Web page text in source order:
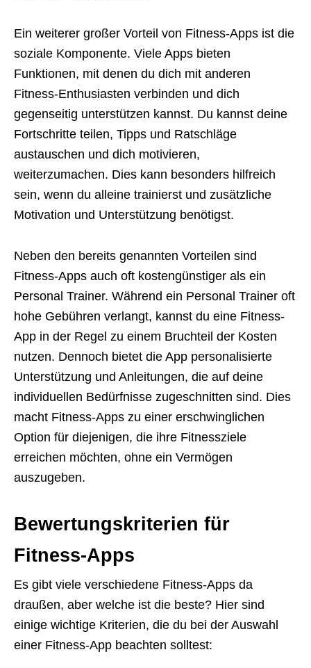
Ein weiterer großer Vorteil von Fitness-Apps ist die
soziale Komponente. Viele Apps bieten
Funktionen, mit denen du dich mit anderen
Fitness-Enthusiasten verbinden und dich
gegenseitig unterstützen kannst. Du kannst deine
Fortschritte teilen, Tipps und Ratschläge
austauschen und dich motivieren,
weiterzumachen. Dies kann besonders hilfreich
sein, wenn du alleine trainierst und zusätzliche
Motivation und Unterstützung benötigst.
Neben den bereits genannten Vorteilen sind
Fitness-Apps auch oft kostengünstiger als ein
Personal Trainer. Während ein Personal Trainer oft
hohe Gebühren verlangt, kannst du eine Fitness-
App in der Regel zu einem Bruchteil der Kosten
nutzen. Dennoch bietet die App personalisierte
Unterstützung und Anleitungen, die auf deine
individuellen Bedürfnisse zugeschnitten sind. Dies
macht Fitness-Apps zu einer erschwinglichen
Option für diejenigen, die ihre Fitnessziele
erreichen möchten, ohne ein Vermögen
auszugeben.
Bewertungskriterien für
Fitness-Apps
Es gibt viele verschiedene Fitness-Apps da
draußen, aber welche ist die beste? Hier sind
einige wichtige Kriterien, die du bei der Auswahl
einer Fitness-App beachten solltest: